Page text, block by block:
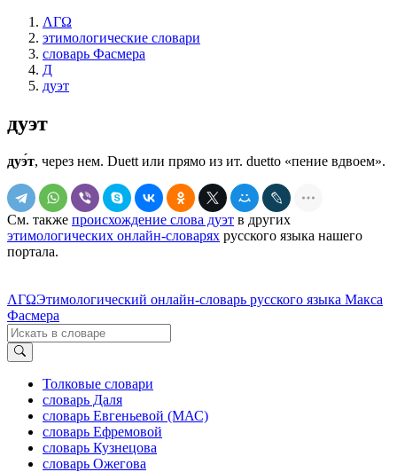
ΛΓΩ
этимологические словари
словарь Фасмера
Д
дуэт
дуэт
дуэ́т, через нем. Duett или прямо из ит. duetto «пение вдвоем».
См. также происхождение слова дуэт в других
этимологических онлайн-словарях русского языка нашего
портала.
ΛΓΩЭтимологический онлайн-словарь русского языка Макса
Фасмера
Толковые словари
словарь Даля
словарь Евгеньевой (МАС)
словарь Ефремовой
словарь Кузнецова
словарь Ожегова